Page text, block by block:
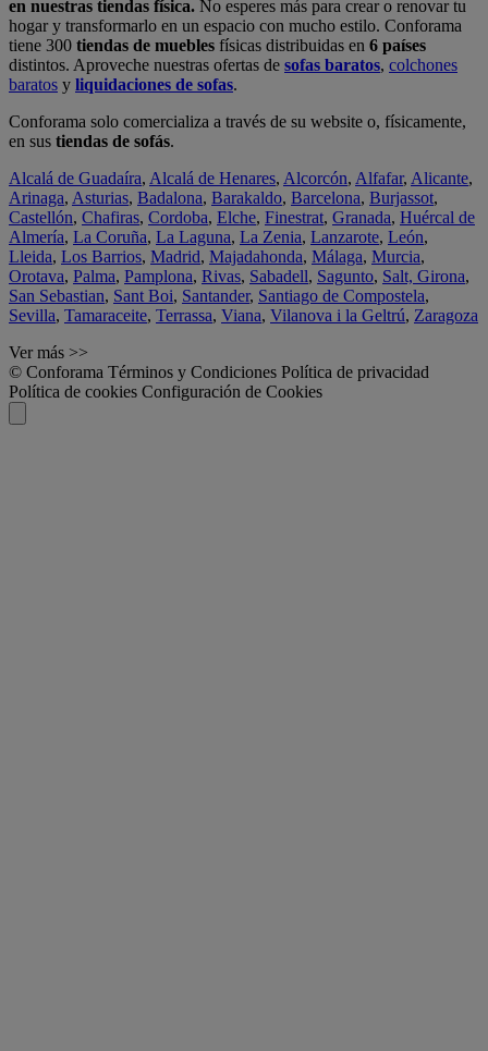
en nuestras tiendas física. No esperes más para crear o renovar tu
hogar y transformarlo en un espacio con mucho estilo. Conforama
tiene 300 tiendas de muebles físicas distribuidas en 6 países
distintos. Aproveche nuestras ofertas de sofas baratos, colchones
baratos y liquidaciones de sofas.
Conforama solo comercializa a través de su website o, físicamente,
en sus tiendas de sofás.
Alcalá de Guadaíra, Alcalá de Henares, Alcorcón, Alfafar, Alicante,
Arinaga, Asturias, Badalona, Barakaldo, Barcelona, Burjassot,
Castellón, Chafiras, Cordoba, Elche, Finestrat, Granada, Huércal de
Almería, La Coruña, La Laguna, La Zenia, Lanzarote, León,
Lleida, Los Barrios, Madrid, Majadahonda, Málaga, Murcia,
Orotava, Palma, Pamplona, Rivas, Sabadell, Sagunto, Salt, Girona,
San Sebastian, Sant Boi, Santander, Santiago de Compostela,
Sevilla, Tamaraceite, Terrassa, Viana, Vilanova i la Geltrú, Zaragoza
Ver más >>
© Conforama Términos y Condiciones Política de privacidad
Política de cookies Configuración de Cookies